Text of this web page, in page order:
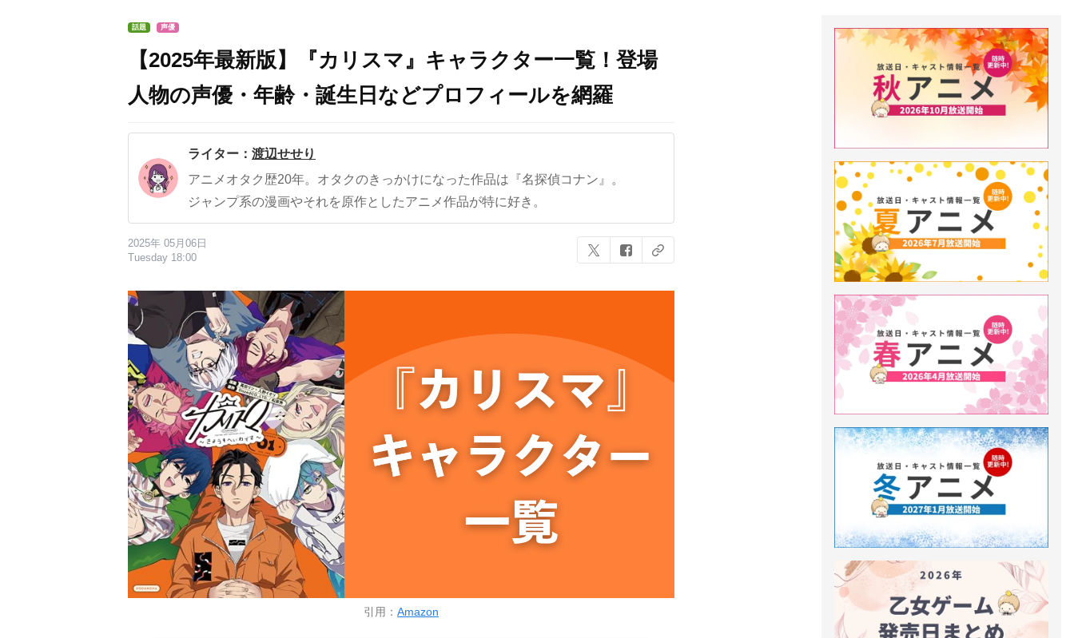
話題 声優
【2025年最新版】『カリスマ』キャラクター一覧！登場
人物の声優・年齢・誕生日などプロフィールを網羅
ライター： 渡辺せせり
アニメオタク歴20年。オタクのきっかけになった作品は『名探偵コナン』。
ジャンプ系の漫画やそれを原作としたアニメ作品が特に好き。
2025年 05月06日
Tuesday 18:00
引用： Amazon